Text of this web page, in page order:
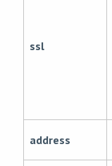
ssl
address